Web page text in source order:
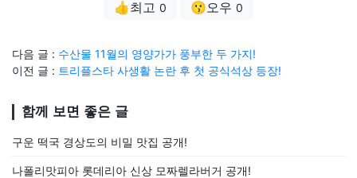
👍최고 0 😗오우 0
다음 글 : 수산물 11월의 영양가가 풍부한 두 가지!
이전 글 : 트리플스타 사생활 논란 후 첫 공식석상 등장!
함께 보면 좋은 글
구운 떡국 경상도의 비밀 맛집 공개!
나폴리맛피아 롯데리아 신상 모짜렐라버거 공개!